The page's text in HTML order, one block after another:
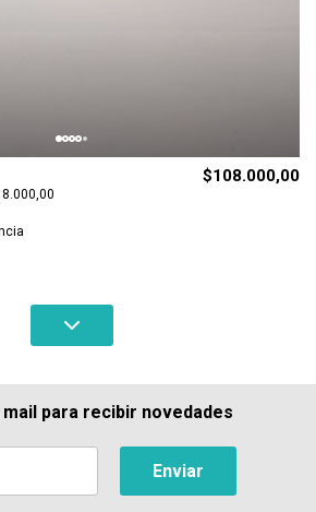
$108.000,00
para recibir novedades
Enviar